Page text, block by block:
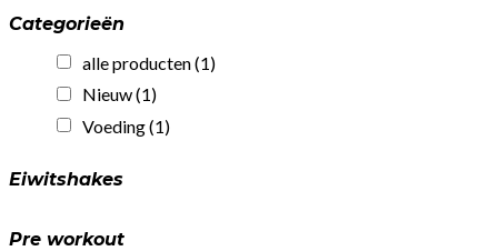
Original
quantity
Categorieën
alle producten(1)
Nieuw(1)
Voeding(1)
Eiwitshakes
Pre workout